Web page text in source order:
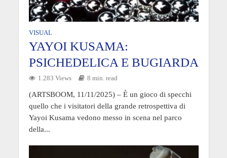
VISUAL
YAYOI KUSAMA:
PSICHEDELICA E BUGIARDA
1.283 Views 8 min. read
(ARTSBOOM, 11/11/2025) – È un gioco di specchi
quello che i visitatori della grande retrospettiva di
Yayoi Kusama vedono messo in scena nel parco
della...